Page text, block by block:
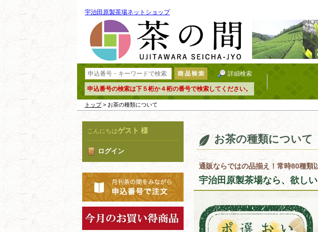
宇治田原製茶場ネットショップ
詳細検索
申込番号の検索は下５桁か４桁の番号で検索してください。
トップ> お茶の種類について
こんにちはゲスト 様
ログイン
お茶の種類について
通販ならではの品揃え！常時80種類
宇治田原製茶場なら、欲し